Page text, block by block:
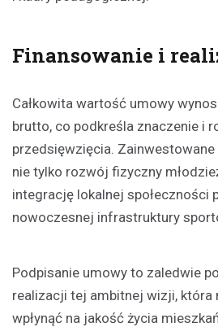
Finansowanie i
Całkowita wartość umowy
brutto, co podkreśla znaczenie i
przedsięwzięcia.
nie tylko rozwój fizyczny
integrację lokalnej społeczności
nowoczesnej infrastruktury
Podpisanie umowy to zaledwie
realizacji tej ambitnej wizji, która
wpłynąć na jakość życia